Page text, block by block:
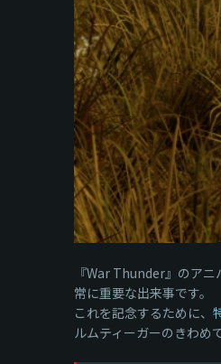
『War Thunder』のア
常に重要な出来事です。
これを記念するために、
ルムティーガーのきわ